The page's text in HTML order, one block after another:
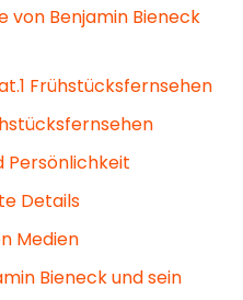
von Benjamin Bieneck
Frühstücksfernsehen
Persönlichkeit
Details
Medien
Bieneck und sein